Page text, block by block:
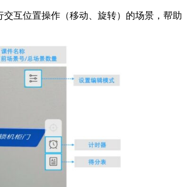
互位置操作（移动、旋转）的场景，帮